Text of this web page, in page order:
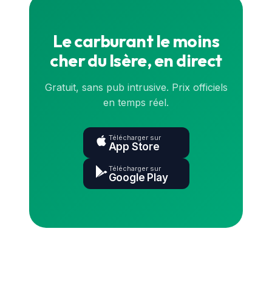
Le carburant le moins
cher du Isère, en direct
Gratuit, sans pub intrusive. Prix officiels
en temps réel.
Télécharger sur
App Store
Télécharger sur
Google Play